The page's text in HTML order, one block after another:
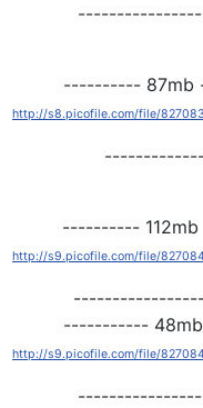
http://s8.picofile.com/file/
http://s9.picofile.com/file/
http://s9.picofile.com/file/